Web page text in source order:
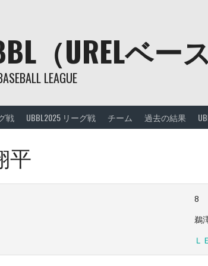
（URELベー
LEAGUE
戦 UBBL2025 リーグ戦 チーム 過去の結果
8
鵜
Ｌ